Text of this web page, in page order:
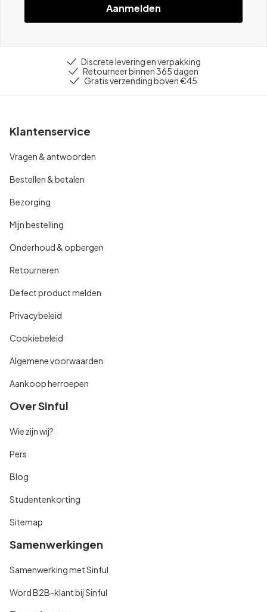
Aanmelden
Discrete levering en verpakking
Retourneer binnen 365 dagen
Gratis verzending boven €45
Klantenservice
Vragen & antwoorden
Bestellen & betalen
Bezorging
Mijn bestelling
Onderhoud & opbergen
Retourneren
Defect product melden
Privacybeleid
Cookiebeleid
Algemene voorwaarden
Aankoop herroepen
Over Sinful
Wie zijn wij?
Pers
Blog
Studentenkorting
Sitemap
Samenwerkingen
Samenwerking met Sinful
Word B2B-klant bij Sinful